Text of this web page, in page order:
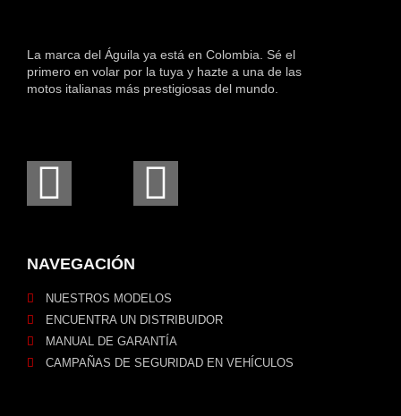
La marca del Águila ya está en Colombia. Sé el
primero en volar por la tuya y hazte a una de las
motos italianas más prestigiosas del mundo.
NAVEGACIÓN
NUESTROS MODELOS
ENCUENTRA UN DISTRIBUIDOR
MANUAL DE GARANTÍA
CAMPAÑAS DE SEGURIDAD EN VEHÍCULOS